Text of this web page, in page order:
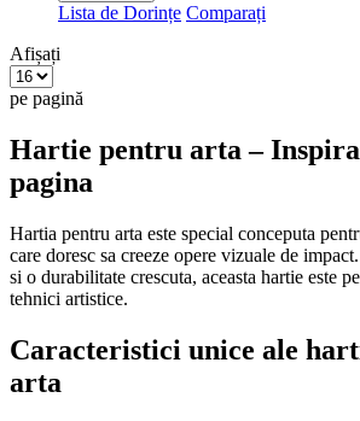
Lista de Dorințe Comparați
Afișați
pe pagină
Hartie pentru arta –
pagina
Hartia pentru arta este special conceputa
care doresc sa creeze opere vizuale de
si o durabilitate crescuta, aceasta hartie este
tehnici artistice.
Caracteristici unice ale
arta